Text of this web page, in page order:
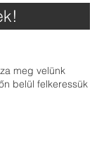
meg velünk
belül felkeressük